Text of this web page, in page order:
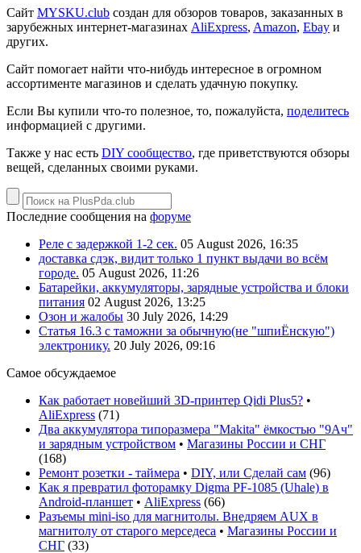
Сайт MYSKU.club cоздан для обзоров товаров, заказанных в
зарубежных интернет-магазинах AliExpress, Amazon, Ebay и
других.
Сайт помогает найти что-нибудь интересное в огромном
ассортименте магазинов и сделать удачную покупку.
Если Вы купили что-то полезное, то, пожалуйста, поделитесь
информацией с другими.
Также у нас есть DIY сообщество, где приветствуются обзоры
вещей, сделанных своими руками.
Последние сообщения на форуме
Реле с задержкой 1-2 сек. 05 August 2026, 16:35
доставка сдэк, видит только 1 пункт выдачи во всём
городе. 05 August 2026, 11:26
Батарейки, аккумуляторы, зарядные устройства и блоки
питания 02 August 2026, 13:25
Озон и жалобы 30 July 2026, 14:29
Статья 16.3 с таможни за обычную(не "шпиЁнскую")
электронику. 20 July 2026, 09:16
Самое обсуждаемое
Как работает новейший 3D-принтер Qidi Plus5? •
AliExpress (71)
Два аккумулятора типоразмера "Makita" ёмкостью "9Ач"
и зарядным устройством • Магазины России и СНГ
(168)
Ремонт розетки - таймера • DIY, или Сделай сам (96)
Как я превратил фоторамку Digma PF-1085 (Uhale) в
Android-планшет • AliExpress (66)
Разъемы mini-iso для магнитолы. Внедряем AUX в
магнитолу от старого мерседеса • Магазины России и
СНГ (33)